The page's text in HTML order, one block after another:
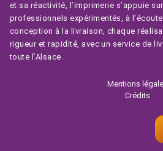
et sa réactivité, l’imprimerie s’appuie
professionnels expérimentés, à
conception à la livraison, chaque
rigueur et rapidité, avec un service de
toute l’Alsace.
Mentions
Crédits